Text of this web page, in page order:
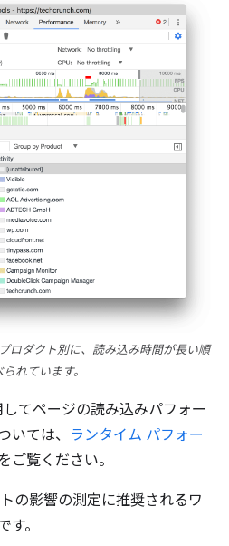
ロダクト別に、読み込み時間が長い順
れています。
てページの読み込みパフォー
いては、 ランタイム パフォー
ご覧ください。
の影響の測定に推奨されるワ
。